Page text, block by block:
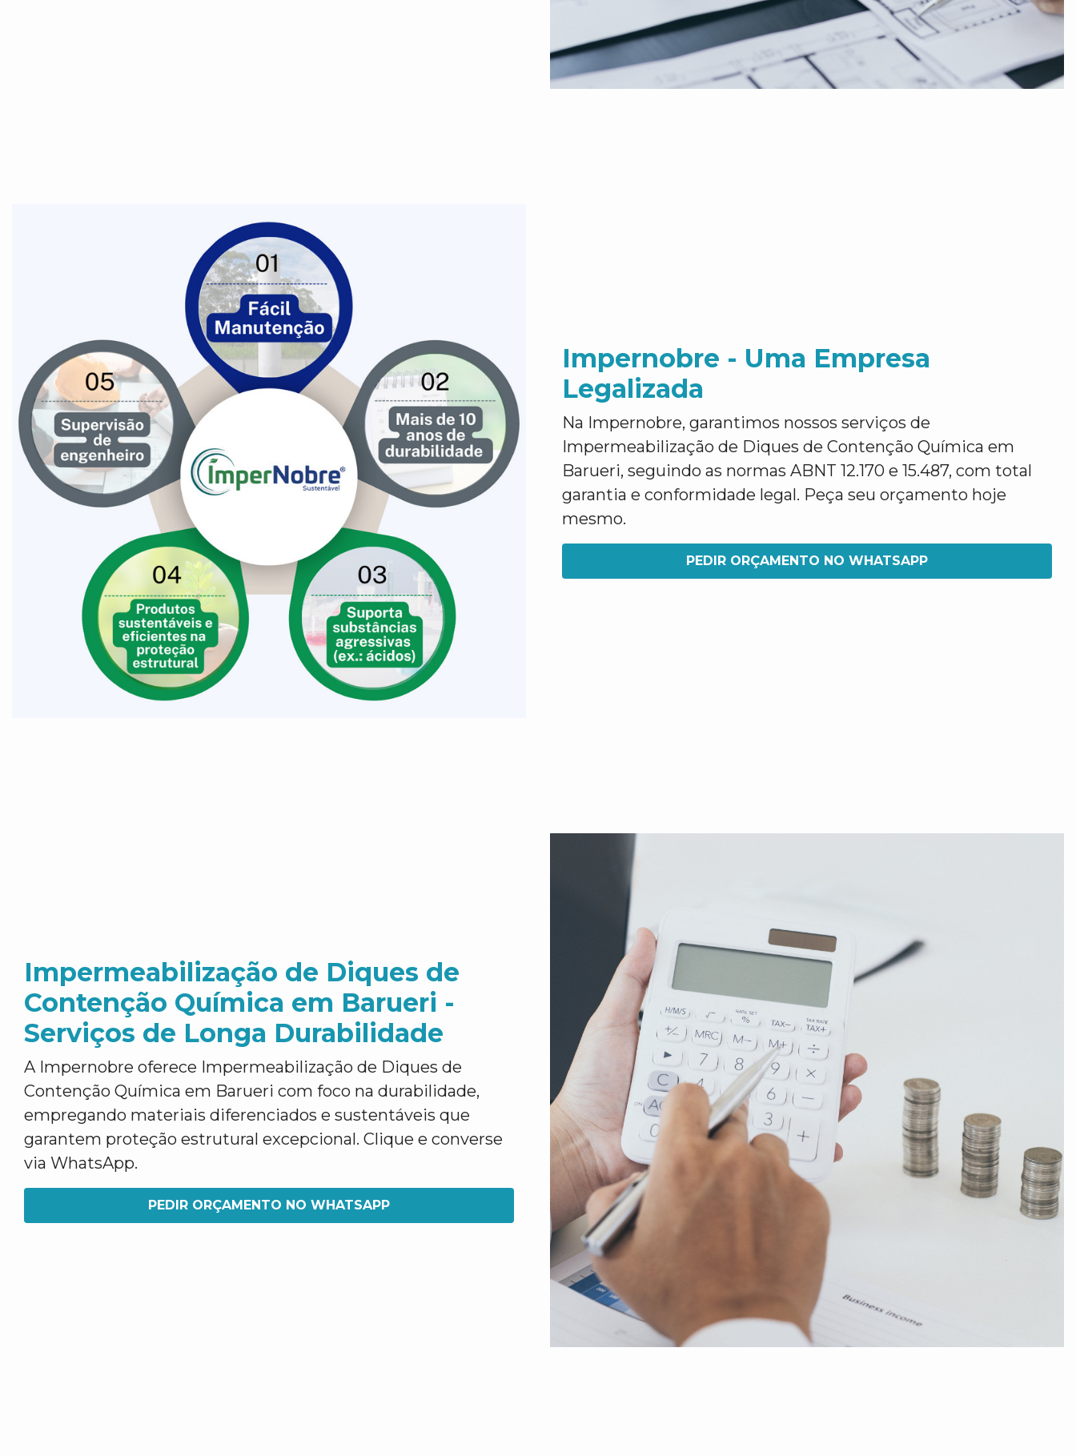
Impernobre - Uma Empresa
Legalizada
Na Impernobre, garantimos nossos serviços de
Impermeabilização de Diques de Contenção Química em
Barueri, seguindo as normas ABNT 12.170 e 15.487, com total
garantia e conformidade legal. Peça seu orçamento hoje
mesmo.
PEDIR ORÇAMENTO NO WHATSAPP
Impermeabilização de Diques de
Contenção Química em Barueri -
Serviços de Longa Durabilidade
A Impernobre oferece Impermeabilização de Diques de
Contenção Química em Barueri com foco na durabilidade,
empregando materiais diferenciados e sustentáveis que
garantem proteção estrutural excepcional. Clique e converse
via WhatsApp.
PEDIR ORÇAMENTO NO WHATSAPP